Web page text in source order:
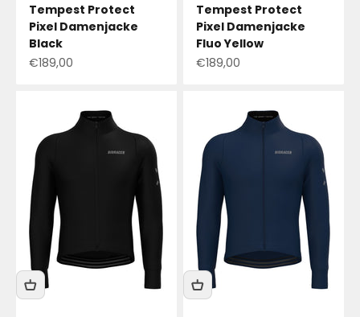
Tempest Protect
Pixel Damenjacke
Black
Angebotspreis
€189,00
Tempest Protect
Pixel Damenjacke
Fluo Yellow
Angebotspreis
€189,00